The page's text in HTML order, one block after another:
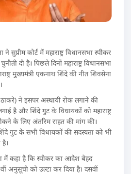
सुप्रीम कोर्ट में महाराष्ट्र विधानसभा स्पीकर
दी है। पिछले दिनों महाराष्ट्र विधानसभा
मुख्यमंत्री एकनाथ शिंदे की नीत शिवसेना
ने इसपर अस्थायी रोक लगाने की
है और शिंदे गुट के विधायकों को महाराष्ट्र
के लिए अंतरिम राहत की मांग की।
गुट के सभी विधायकों की सदस्यता को भी
में कहा है कि स्पीकर का आदेश बेहद
अनुसूची को उल्टा कर दिया है। दसवीं